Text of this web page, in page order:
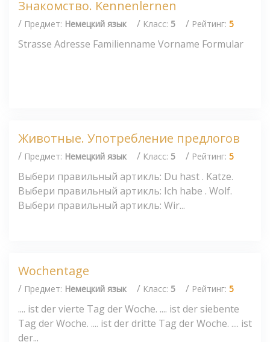
Знакомство. Kennenlernen
/ Предмет: Немецкий язык / Класс: 5 / Рейтинг: 5
Strasse Adresse Familienname Vorname Formular
Животные. Употребление предлогов
/ Предмет: Немецкий язык / Класс: 5 / Рейтинг: 5
Выбери правильный артикль: Du hast . Katze.
Выбери правильный артикль: Ich habe . Wolf.
Выбери правильный артикль: Wir...
Wochentage
/ Предмет: Немецкий язык / Класс: 5 / Рейтинг: 5
.... ist der vierte Tag der Woche. .... ist der siebente
Tag der Woche. .... ist der dritte Tag der Woche. .... ist
der...